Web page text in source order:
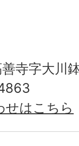
寺字大川
せはこちら